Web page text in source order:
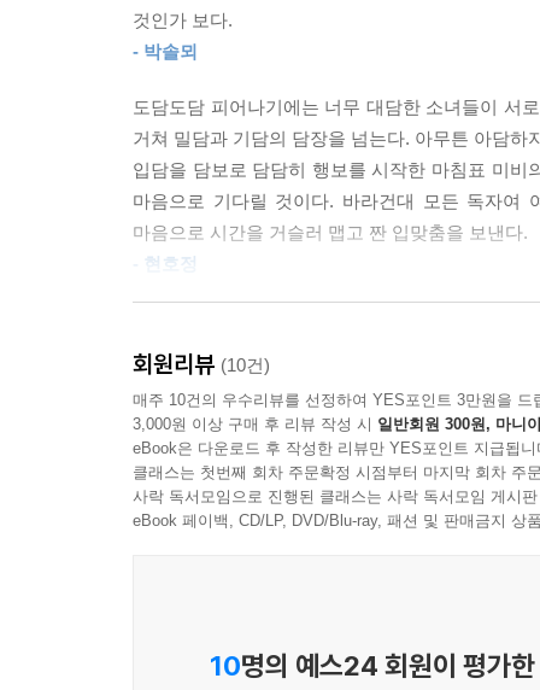
소녀들은 여자가 되기 전, 여자가 되는 연습을
하교해달라거나 좋아하는 남자애에 대한 상담
산뜻하게 일어나 제자리로 돌아가는 소녀들. 다른
다가와 “너 같은 남자친구 있으면 좋겠다”며 몸
호강하고 싶고, 대접받고 싶고, 사과받고 싶고, 입
그러나 아무도 없는 집에 돌아오면 ‘나’는 누구도
발음해보며 리본 달린 머리띠를 쓴다. 소녀들은
원하는 것이 무엇인지 알지 못하던 시절, 어른들은
1년 동안 50편의 이야기가 50권의 책으로
‘단 한 편의 이야기’를 깊게 호흡하는 특별한 경험
위즈덤하우스는 2022년 11월부터 단편소설 연
기존의 방식이 아닌, ‘단 한 편’의 단편만으로
것인가 보다.
- 박솔뫼
도담도담 피어나기에는 너무 대담한 소녀들이 서
거쳐 밀담과 기담의 담장을 넘는다. 아무튼 아담
입담을 담보로 담담히 행보를 시작한 마침표 미
마음으로 기다릴 것이다. 바라건대 모든 독자여
마음으로 시간을 거슬러 맵고 짠 입맞춤을 보낸다.
- 현호정
그래서 여자애들 사이에서는 모욕스럽고 부끄
짜릿하게 속삭이고, 한순간에 뒤돌아서며 눈을
철저히 혼자일 수밖에 없는. 고전을 읽는답시고
『나는 지금도 거기 있어』의 우주 이야기를 진심
그 둘이 이야기를 만든다면, 그 이야기는 내가 오
것이다. 다른 여자애들의 이야기들이 더 많이
회원리뷰 (10건)
매주 10건의 우수리뷰를 선정하여 YES포인트 3만원을 드
3,000원 이상 구매 후 리뷰 작성 시 일반회원 300원, 마니
eBook은 다운로드 후 작성한 리뷰만 YES포인트 지급됩니
클래스는 첫번째 회차 주문확정 시점부터 마지막 회차 주
사락 독서모임으로 진행된 클래스는 사락 독서모임 게시
eBook 페이백, CD/LP, DVD/Blu-ray, 패션 및 판매금지 상
10명의 예스24 회원이 평가